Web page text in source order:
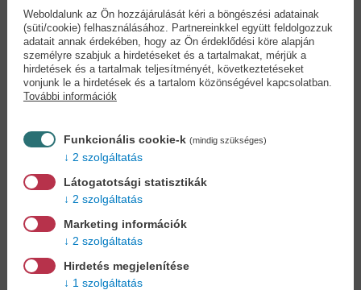
Inzulinnal kezeltek...
Dr. Fövényi József
15,29 €13,90 €
Cookies
Miért regisztráljon az oldalunkon?
Könyvet keres?
Weboldalunk az Ön hozzájárulását kéri a böngészési adatainak
(süti/cookie) felhasználásához. Partnereinkkel együtt feldolgozzuk
adatait annak érdekében, hogy az Ön érdeklődési köre alapján
személyre szabjuk a hirdetéseket és a tartalmakat, mérjük a
hirdetések és a tartalmak teljesítményét, következtetéseket
vonjunk le a hirdetések és a tartalom közönségével kapcsolatban.
További információk
Funkcionális cookie-k (mindig szükséges)
2 szolgáltatás
Látogatotsági statisztikák
2 szolgáltatás
Marketing információk
2 szolgáltatás
Hirdetés megjelenítése
1 szolgáltatás